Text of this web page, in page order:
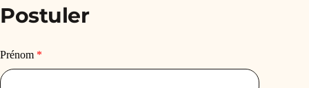
Postuler